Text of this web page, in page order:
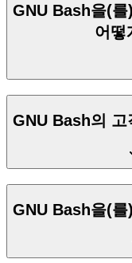
GNU Bash을(
어떻
GNU Bash의 고
GNU Bash을(